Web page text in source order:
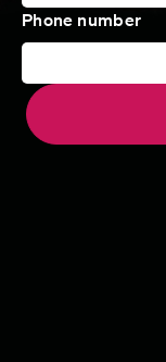
Phone number